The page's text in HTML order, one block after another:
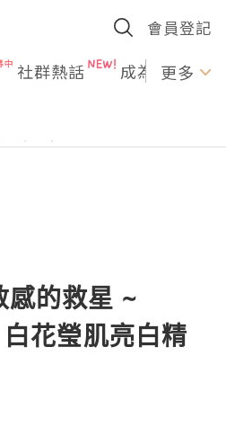
會員登記
社群熱話 成為U更多
的救星 ~
花瑩肌亮白精